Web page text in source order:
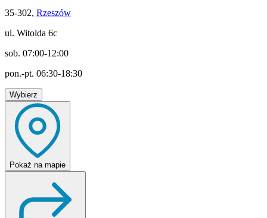
35-302, Rzeszów
ul. Witolda 6c
sob. 07:00-12:00
pon.-pt. 06:30-18:30
Wybierz
Pokaż na mapie